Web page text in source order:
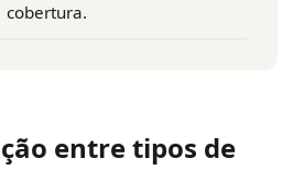
cobertura.
entre tipos de